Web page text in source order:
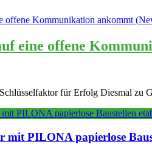
eine offene
für Erfolg Diesmal zu
mit PILONA papierlose